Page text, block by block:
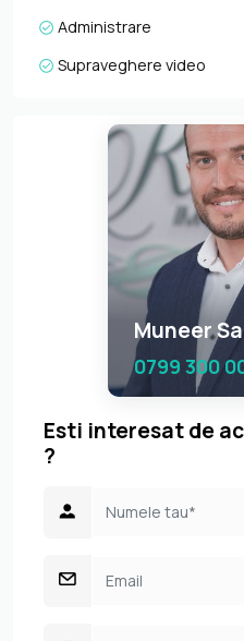
Administrare
Supraveghere video
Muneer
0799 300
Esti interesat de
?